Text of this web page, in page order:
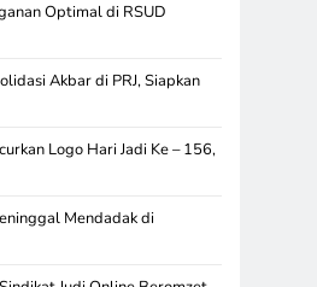
Optimal di RSUD
Akbar di PRJ, Siapkan
Logo Hari Jadi Ke – 156,
Mendadak di